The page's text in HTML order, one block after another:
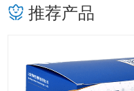
推荐产品